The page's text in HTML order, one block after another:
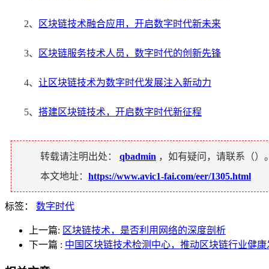
2、 区块链技术融合应用，开启数字时代新未来
3、 区块链服务技术人员，数字时代的创新先锋
4、 让区块链技术为数字时代发展注入新动力
5、 搭建区块链技术，开启数字时代新征程
转载请注明出处： qbadmin ，如有疑问，请联系（）。
本文地址： https://www.avic1-fai.com/eer/1305.html
标签： 数字时代
上一篇: 区块链技术，是否利用网络的深度剖析
下一篇 : 中国区块链技术检测中心，推动区块链行业健